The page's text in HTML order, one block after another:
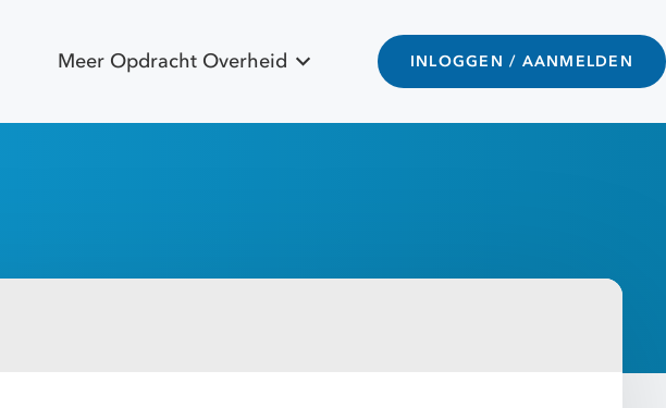
Meer Opdracht Overheid INLOGGEN / AANMELDEN